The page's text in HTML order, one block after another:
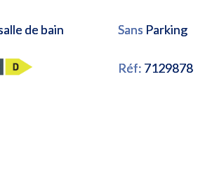
de bain Sans Parking
Réf: 7129878